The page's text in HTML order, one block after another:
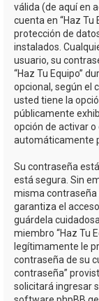
válida (de aquí en
cuenta en “Haz Tu
protección de
instalados.
usuario, su
“Haz Tu Equipo”
opcional, según el
usted tiene la
públicamente
opción de activar
automáticamente
Su contraseña
está segura. Sin
misma
garantiza el
guárdela
miembro “Haz Tu
legítimamente le
contraseña de su
contraseña”
solicitará ingresar